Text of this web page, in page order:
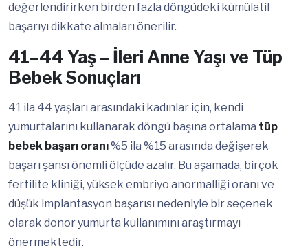
değerlendirirken birden fazla döngüdeki kümülatif
başarıyı dikkate almaları önerilir.
41–44 Yaş – İleri Anne Yaşı ve Tüp
Bebek Sonuçları
41 ila 44 yaşları arasındaki kadınlar için, kendi
yumurtalarını kullanarak döngü başına ortalama tüp
bebek başarı oranı%5 ila %15 arasında değişerek
başarı şansı önemli ölçüde azalır. Bu aşamada, birçok
fertilite kliniği, yüksek embriyo anormalliği oranı ve
düşük implantasyon başarısı nedeniyle bir seçenek
olarak donor yumurta kullanımını araştırmayı
önermektedir.